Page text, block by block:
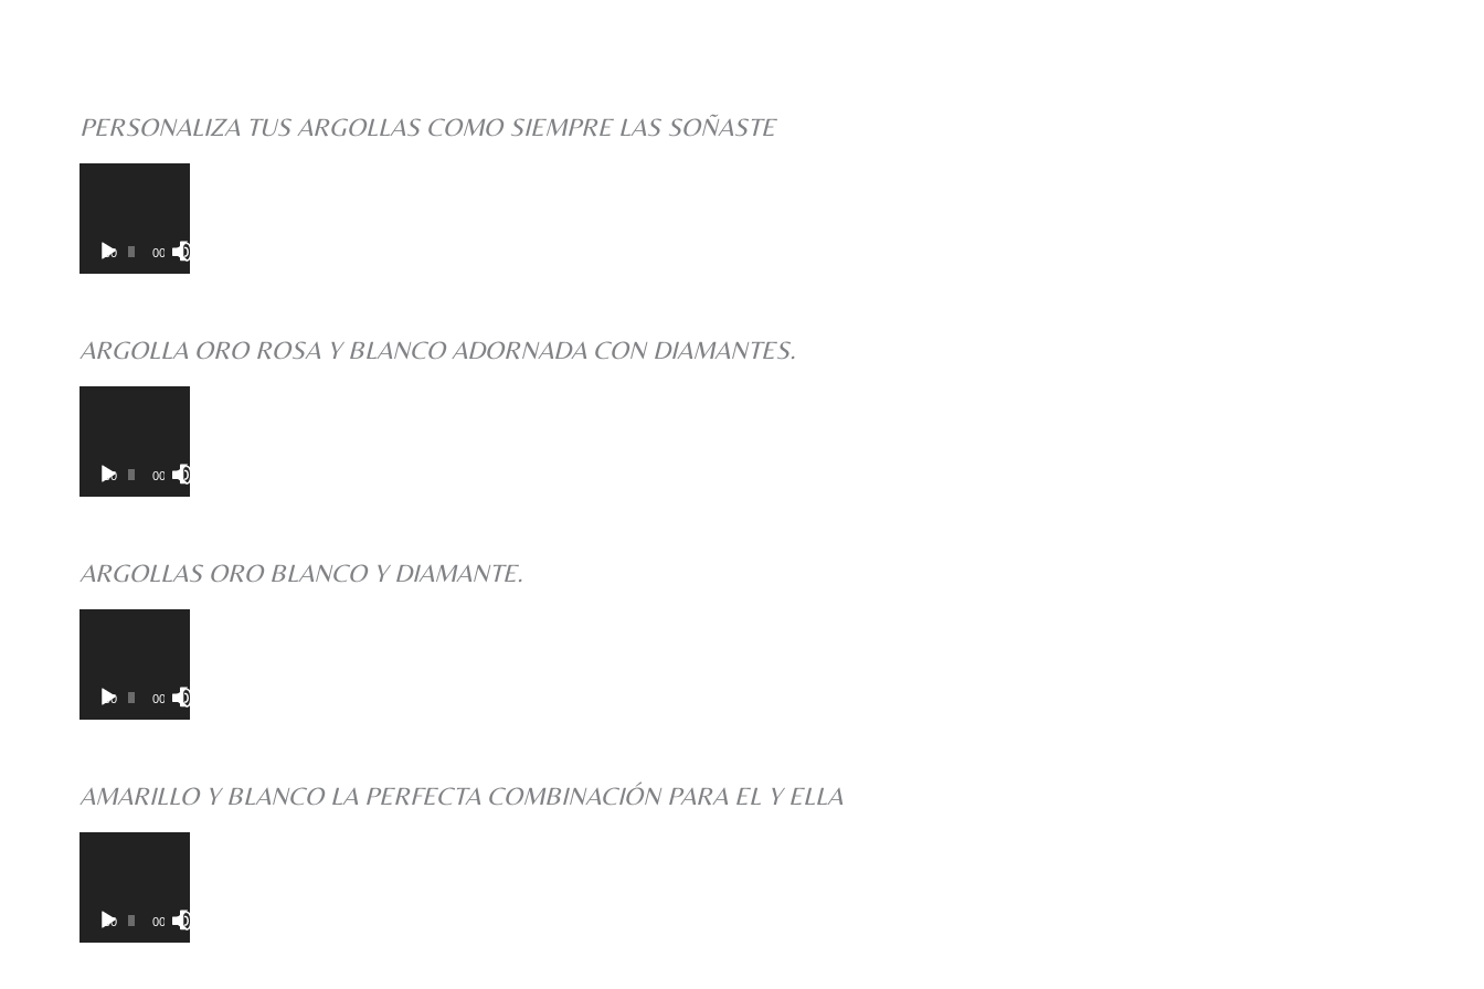
PERSONALIZA TUS ARGOLLAS COMO SIEMPRE LAS SOÑASTE
de
vídeo
00:00 00:00
ARGOLLA ORO ROSA Y BLANCO ADORNADA CON DIAMANTES.
de
vídeo
00:00 00:00
ARGOLLAS ORO BLANCO Y DIAMANTE.
de
vídeo
00:00 00:00
AMARILLO Y BLANCO LA PERFECTA COMBINACIÓN PARA EL Y ELLA
de
00:00 00:00